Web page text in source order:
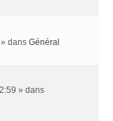
dans Général
» dans